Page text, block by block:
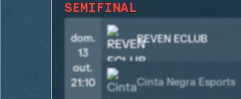
SEMIFINAL
dom.
13
out.
21:10
REVEN ECLUB
Cinta Negra Esports